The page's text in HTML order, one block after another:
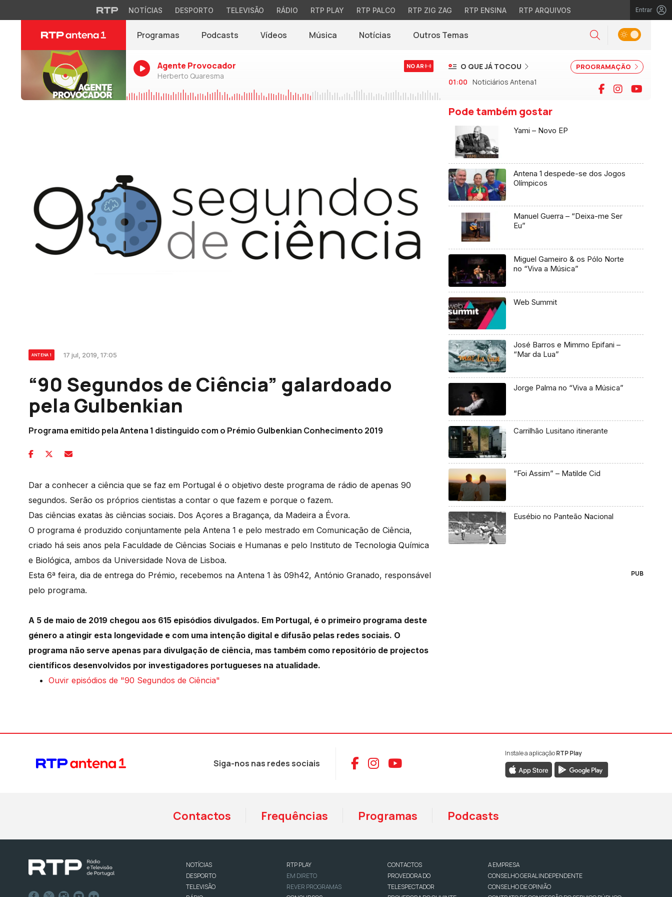
NOTÍCIAS DESPORTO TELEVISÃO RÁDIO RTP PLAY RTP PALCO RTP ZIG ZAG RTP ENSINA RTP ARQUIVOS Entrar
Programas Podcasts Vídeos Música Notícias(abre em nova janela)
Outros Temas Pesquisar
Alternar tema
Agente Provocador
Herberto Quaresma
NO AR PROGRAMAÇÃO
O QUE JÁ TOCOU
01:00 Noticiários Antena1 Facebook
Instagram
ANTENA 1 17 jul, 2019, 17:05
“90 Segundos de Ciência” galardoado
pela Gulbenkian
Programa emitido pela Antena 1 distinguido com o Prémio Gulbenkian Conhecimento 2019
Dar a conhecer a ciência que se faz em Portugal é o objetivo deste programa de rádio de apenas 90
segundos. Serão os próprios cientistas a contar o que fazem e porque o fazem.
Das ciências exatas às ciências sociais. Dos Açores a Bragança, da Madeira a Évora.
O programa é produzido conjuntamente pela Antena 1 e pelo mestrado em Comunicação de Ciência,
criado há seis anos pela Faculdade de Ciências Sociais e Humanas e pelo Instituto de Tecnologia Química
e Biológica, ambos da Universidade Nova de Lisboa.
Esta 6ª feira, dia de entrega do Prémio, recebemos na Antena 1 às 09h42, António Granado, responsável
pelo programa.
A 5 de maio de 2019 chegou aos 615 episódios divulgados. Em Portugal, é o primeiro programa deste
género a atingir esta longevidade e com uma intenção digital e difusão pelas redes sociais. O
programa não serve apenas para divulgação de ciência, mas também como repositório de projectos
científicos desenvolvidos por investigadores portugueses na atualidade.
Ouvir episódios de "90 Segundos de Ciência"
Pode também gostar
Yami – Novo EP
Antena 1 despede-se dos Jogos
Olímpicos
Manuel Guerra – “Deixa-me Ser
Eu”
Miguel Gameiro & os Pólo Norte
no “Viva a Música”
Web Summit
José Barros e Mimmo Epifani –
“Mar da Lua”
Jorge Palma no “Viva a Música”
Carrilhão Lusitano itinerante
“Foi Assim” – Matilde Cid
Eusébio no Panteão Nacional
PUB
Siga-nos nas redes sociais Aceder ao Facebook da RTP Antena 1
Aceder ao Instagram da RTP Antena 1
Aceder ao YouTube da RTP Antena 1
Instale a aplicaçãoRTP Play
Contactos Frequências Programas Podcasts
NOTÍCIAS
DESPORTO
TELEVISÃO
RTP PLAY
EM DIRETO
REVER PROGRAMAS
CONTACTOS
PROVEDORA DO
TELESPECTADOR
A EMPRESA
CONSELHO GERAL INDEPENDENTE
CONSELHO DE OPINIÃO